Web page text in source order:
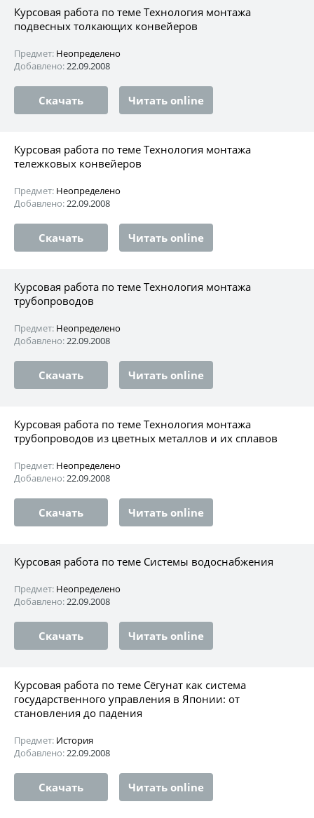
Курсовая работа по теме Технология монтажа
подвесных толкающих конвейеров
Предмет: Неопределено
Добавлено:22.09.2008
Скачать Читать online
Курсовая работа по теме Технология монтажа
тележковых конвейеров
Предмет: Неопределено
Добавлено:22.09.2008
Скачать Читать online
Курсовая работа по теме Технология монтажа
трубопроводов
Предмет: Неопределено
Добавлено:22.09.2008
Скачать Читать online
Курсовая работа по теме Технология монтажа
трубопроводов из цветных металлов и их сплавов
Предмет: Неопределено
Добавлено:22.09.2008
Скачать Читать online
Курсовая работа по теме Системы водоснабжения
Предмет: Неопределено
Добавлено:22.09.2008
Скачать Читать online
Курсовая работа по теме Сёгунат как система
государственного управления в Японии: от
становления до падения
Предмет: История
Добавлено:22.09.2008
Скачать Читать online